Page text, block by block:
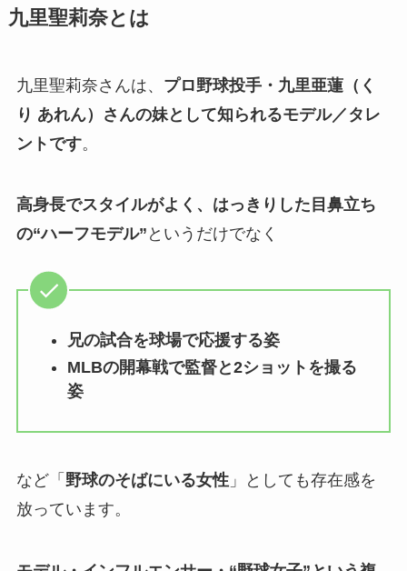
九里聖莉奈とは
九里聖莉奈さんは、 プロ野球投手・九里亜蓮（く
り あれん）さんの妹として知られるモデル／タレ
ントです。
高身長でスタイルがよく、はっきりした目鼻立ち
の“ハーフモデル” というだけでなく
兄の試合を球場で応援する姿
MLBの開幕戦で監督と2ショットを撮る
姿
など「 野球のそばにいる女性」としても存在感を
放っています。